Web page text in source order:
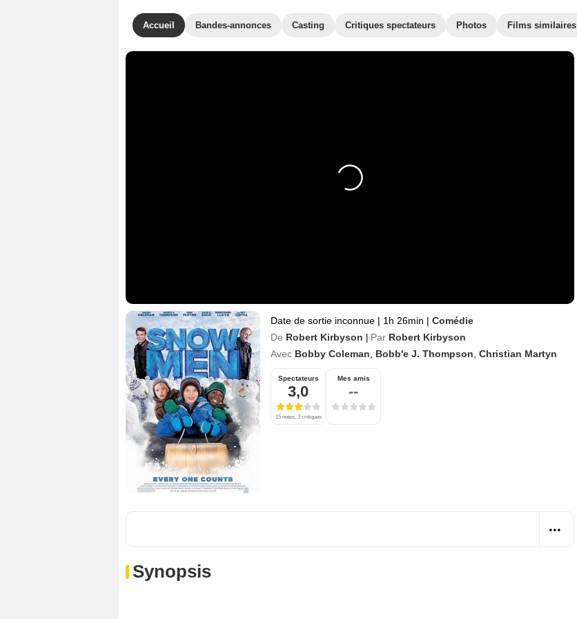
Accueil Bandes-annonces Casting Critiques spectateurs Photos Films similaires
Date de sortie inconnue | 1h 26min | Comédie
De Robert Kirbyson | Par Robert Kirbyson
Avec Bobby Coleman Bobb'e J. Thompson Christian Martyn
Spectateurs
3,0
15 notes, 3 critiques
Mes amis
--
Synopsis